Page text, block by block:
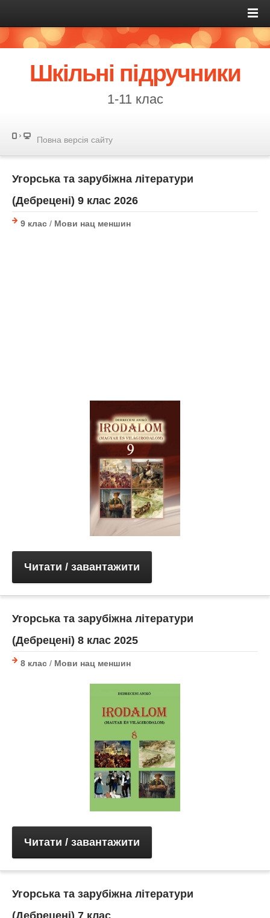
Шкільні підручники
1-11 клас
Повна версія сайту
Угорська та зарубіжна літератури
(Дебрецені) 9 клас 2026
9 клас / Мови нац меншин
Читати / завантажити
Угорська та зарубіжна літератури
(Дебрецені) 8 клас 2025
8 клас / Мови нац меншин
Читати / завантажити
Угорська та зарубіжна літератури